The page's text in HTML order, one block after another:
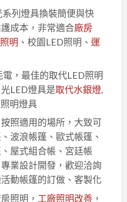
列燈具換裝簡便與快
成本，非常適合廠房
明 、校園LED照明、 運
，最佳的取代LED照明
LED燈具是取代水銀燈,
明燈具
照適用的場所，大致可
波浪帳篷、歐式帳篷、
屋式組合帳、宮廷帳
專業設計開發，歡迎洽詢
動帳篷的訂做、客製化
照明， 工廠照明改善，